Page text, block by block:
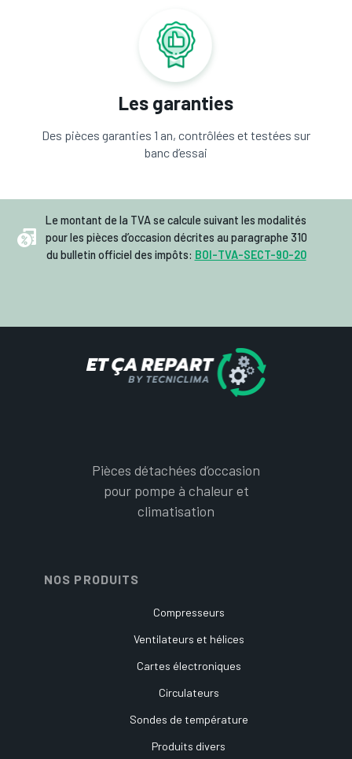
Les garanties
Des pièces garanties 1 an, contrôlées et testées sur
banc d’essai
Le montant de la TVA se calcule suivant les modalités
pour les pièces d’occasion décrites au paragraphe 310
du bulletin officiel des impôts: BOI-TVA-SECT-90-20
Pièces détachées d’occasion
pour pompe à chaleur et
climatisation
NOS PRODUITS
Compresseurs
Ventilateurs et hélices
Cartes électroniques
Circulateurs
Sondes de température
Produits divers